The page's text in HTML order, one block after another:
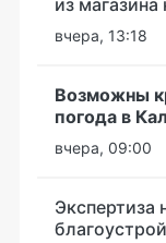
вчера, 13:18
Возможны
погода в
вчера, 09:00
Экспертиза